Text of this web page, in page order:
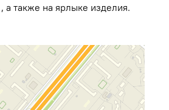
а также на ярлыке изделия.